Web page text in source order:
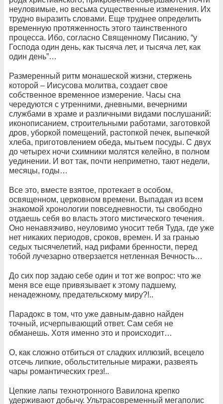
неуловимые, но весьма существенные изменения. Их
трудно выразить словами. Еще труднее определить
временную протяженность этого таинственного
процесса. Ибо, согласно Священному Писанию, “у
Господа один день, как тысяча лет, и тысяча лет, как
один день”…
Размеренный ритм монашеской жизни, стержень
которой – Иисусова молитва, создает свое
собственное временное измерение. Часы сна
чередуются с утренними, дневными, вечерними
службами в храме и различными видами послушаний:
иконописанием, строительными работами, заготовкой
дров, уборкой помещений, растопкой печек, выпечкой
хлеба, приготовлением обеда, мытьем посуды. С двух
до четырех ночи схимники молятся келейно, в полном
уединении. И вот так, почти неприметно, тают недели,
месяцы, годы…
Все это, вместе взятое, протекает в особом,
освященном, церковном времени. Выпадая из всем
знакомой хронологии повседневности, ты свободно
отдаешь себя во власть этого мистического течения.
Оно ненавязчиво, неуловимо уносит тебя Туда, где уже
нет никаких периодов, сроков, времен. И за гранью
седых тысячелетий, над рифами бренности, перед
тобой лучезарно отверзается нетленная Вечность…
До сих пор задаю себе один и тот же вопрос: что же
меня все еще привязывает к этому падшему,
ненадежному, предательскому миру?!..
Парадокс в том, что уже давным-давно найден
точный, исчерпывающий ответ. Сам себя не
обманешь. Хотя именно это и происходит…
О, как сложно отбиться от сладких иллюзий, всецело
отсечь липкие, обольстительные миражи, развеять
чары романтических грез!..
Цепкие лапы технотронного Вавилона крепко
удерживают добычу. Ультрасовременный мегаполис